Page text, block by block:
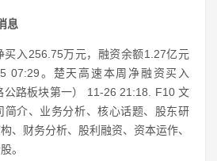
息
买入256.75万元，融资余额1.27亿元
07:29。楚天高速本周净融资买入
公路板块第一） 11-26 21:18. F10 文
简介、业务分析、核心话题、股东研
、财务分析、股利融资、资本运作、
。